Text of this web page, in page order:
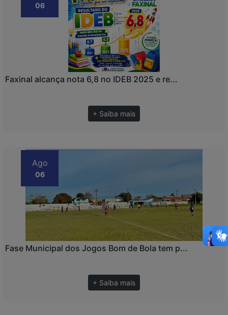
06
Faxinal alcança nota 6,8 no IDEB 2025 e re...
+ Saiba mais
Ago
06
Fase Municipal dos Jogos Bom de Bola tem p...
+ Saiba mais